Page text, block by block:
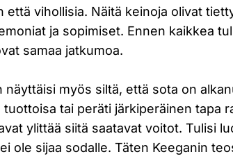
että vihollisia. Näitä keinoja olivat
ja sopimiset. Ennen kaikkea
samaa jatkumoa.
näyttäisi myös siltä, että sota on
tuottoisa tai peräti järkiperäinen tapa
ylittää siitä saatavat voitot. Tulisi
ole sijaa sodalle. Täten Keeganin